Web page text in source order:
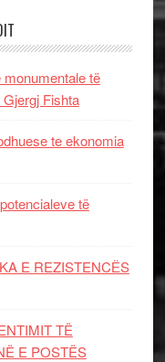
të
Fishta
te ekonomia
të
E REZISTENCЁS
TË
E POSTËS